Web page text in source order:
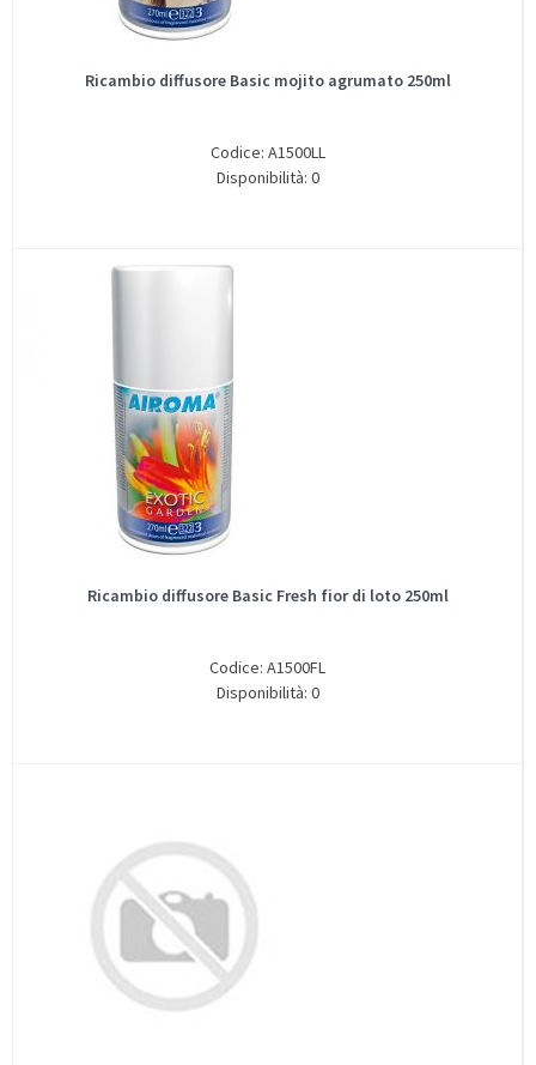
Ricambio diffusore Basic mojito agrumato 250ml
Codice: A1500LL
Disponibilità: 0
Ricambio diffusore Basic Fresh fior di loto 250ml
Codice: A1500FL
Disponibilità: 0